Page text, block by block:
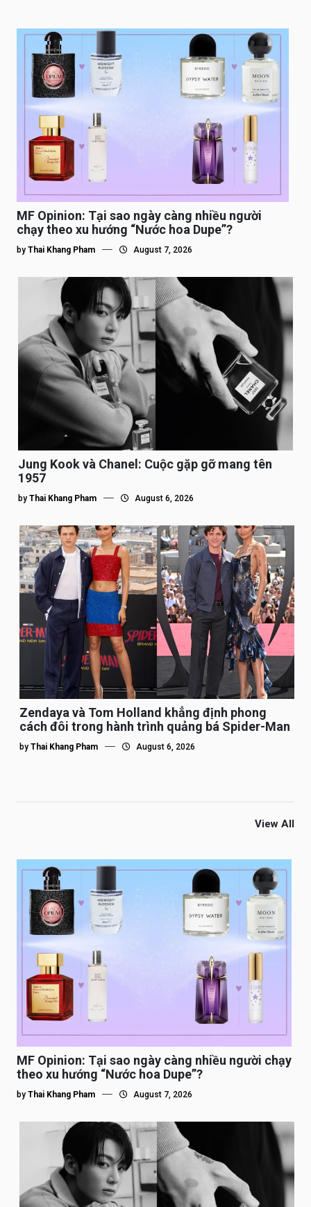
MF Opinion: Tại sao ngày càng nhiều người
chạy theo xu hướng “Nước hoa Dupe”?
by Thai Khang Pham August 7, 2026
Jung Kook và Chanel: Cuộc gặp gỡ mang tên
1957
by Thai Khang Pham August 6, 2026
Zendaya và Tom Holland khẳng định phong
cách đôi trong hành trình quảng bá Spider-Man
by Thai Khang Pham August 6, 2026
View All
MF Opinion: Tại sao ngày càng nhiều người chạy
theo xu hướng “Nước hoa Dupe”?
by Thai Khang Pham August 7, 2026